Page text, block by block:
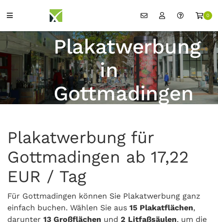
0
Plakatwerbung
in
Gottmadingen
Plakatwerbung für
Gottmadingen ab 17,22
EUR / Tag
Für Gottmadingen können Sie Plakatwerbung ganz
einfach buchen. Wählen Sie aus 15 Plakatflächen,
darunter 13 Großflächen und 2 Litfaßsäulen, um die